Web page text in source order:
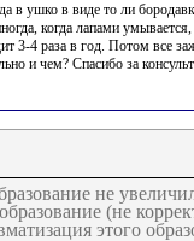
в ушко в виде то ли
когда лапами
3-4 раза в год. Потом все
и чем? Спасибо за
не
(не
этого